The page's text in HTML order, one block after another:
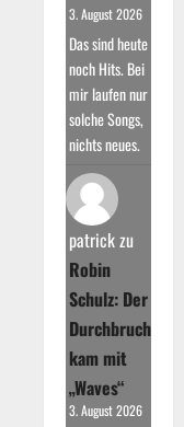
3. August 2026
Das sind heute
noch Hits. Bei
mir laufen nur
solche Songs,
nichts neues.
patrickzu
Robin
Schulz: Der
Durchbruch
kam mit
„Waves“
3. August 2026